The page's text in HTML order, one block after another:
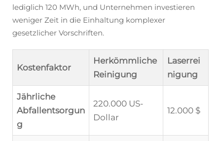
lediglich 120 MWh, und Unternehmen investieren
weniger Zeit in die Einhaltung komplexer
gesetzlicher Vorschriften.
Kostenfaktor
Herkömmliche
Reinigung
Laserrei
nigung
Jährliche
Abfallentsorgun
g
220.000 US-
Dollar
12.000 $